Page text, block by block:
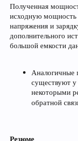
Полученная
исходную мощность
напряжения и
дополнительного
большой емкости
Аналогичные
существуют
некоторыми
обратной